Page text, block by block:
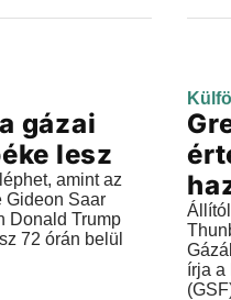
gázai
lesz
amint az
Gideon Saar
Donald Trump
72 órán belül
írja a